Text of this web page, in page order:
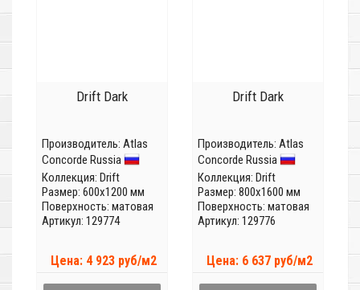
Drift Dark
Производитель: Atlas
Concorde Russia
Коллекция: Drift
Размер: 600x1200 мм
Поверхность: матовая
Артикул: 129774
Цена: 4 923 руб/м2
Drift Dark
Производитель: Atlas
Concorde Russia
Коллекция: Drift
Размер: 800x1600 мм
Поверхность: матовая
Артикул: 129776
Цена: 6 637 руб/м2